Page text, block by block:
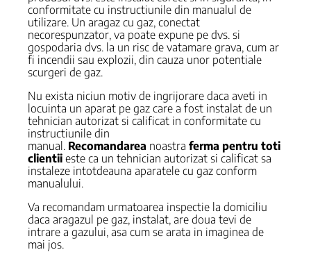
conformitate cu instructiunile din manualul de
utilizare. Un aragaz cu gaz, conectat
necorespunzator, va poate expune pe dvs. si
gospodaria dvs. la un risc de vatamare grava, cum ar
fi incendii sau explozii, din cauza unor potentiale
scurgeri de gaz.
Nu exista niciun motiv de ingrijorare daca aveti in
locuinta un aparat pe gaz care a fost instalat de un
tehnician autorizat si calificat in conformitate cu
instructiunile din
manual. Recomandarea noastra ferma pentru toti
clientii este ca un tehnician autorizat si calificat sa
instaleze intotdeauna aparatele cu gaz conform
manualului.
Va recomandam urmatoarea inspectie la domiciliu
daca aragazul pe gaz, instalat, are doua tevi de
intrare a gazului, asa cum se arata in imaginea de
mai jos.